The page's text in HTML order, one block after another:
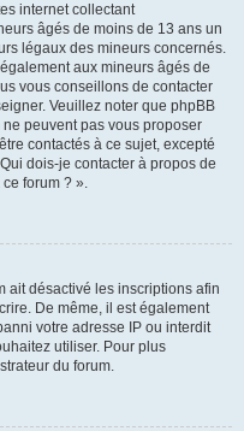
internet collectant
âgés de moins de 13 ans un
légaux des mineurs concernés.
aux mineurs âgés de
vous conseillons de contacter
Veuillez noter que phpBB
peuvent pas vous proposer
contactés à ce sujet, excepté
dois-je contacter à propos de
forum ? ».
ait désactivé les inscriptions afin
De même, il est également
votre adresse IP ou interdit
utiliser. Pour plus
du forum.